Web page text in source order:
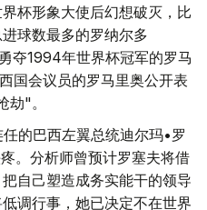
杯形象大使后幻想破灭，比
球数最多的罗纳尔多
夺1994年世界杯冠军的罗马
国会议员的罗马里奥公开表
劫"。
的巴西左翼总统迪尔玛•罗
。分析师曾预计罗塞夫将借
自己塑造成务实能干的领导
调行事，她已决定不在世界